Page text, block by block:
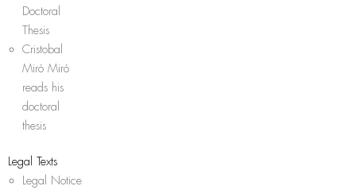
Doctoral
Thesis
Cristobal
Miró Miró
reads his
doctoral
thesis
Legal Texts
Legal Notice